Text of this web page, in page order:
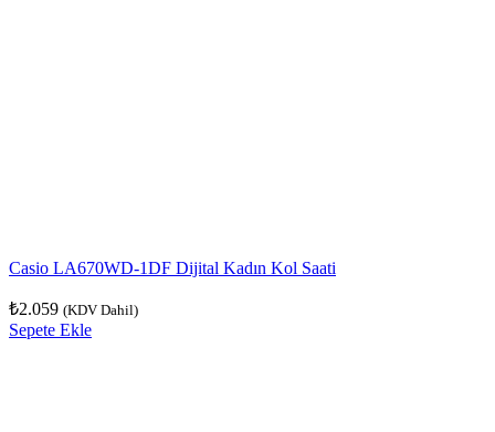
Casio LA670WD-1DF Dijital Kadın Kol Saati
₺2.059 (KDV Dahil)
Sepete Ekle